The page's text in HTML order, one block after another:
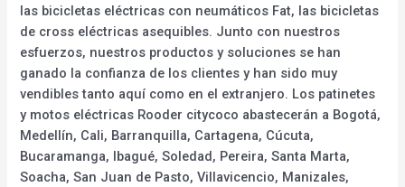
las bicicletas eléctricas con neumáticos Fat, las bicicletas
de cross eléctricas asequibles. Junto con nuestros
esfuerzos, nuestros productos y soluciones se han
ganado la confianza de los clientes y han sido muy
vendibles tanto aquí como en el extranjero. Los patinetes
y motos eléctricas Rooder citycoco abastecerán a Bogotá,
Medellín, Cali, Barranquilla, Cartagena, Cúcuta,
Bucaramanga, Ibagué, Soledad, Pereira, Santa Marta,
Soacha, San Juan de Pasto, Villavicencio, Manizales,